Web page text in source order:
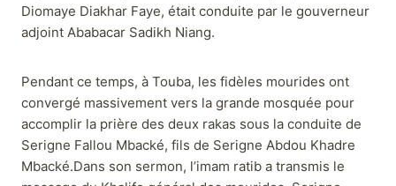
Diomaye Diakhar Faye, était conduite par le gouverneur
adjoint Ababacar Sadikh Niang.
Pendant ce temps, à Touba, les fidèles mourides ont
convergé massivement vers la grande mosquée pour
accomplir la prière des deux rakas sous la conduite de
Serigne Fallou Mbacké, fils de Serigne Abdou Khadre
Mbacké.Dans son sermon, l’imam ratib a transmis le